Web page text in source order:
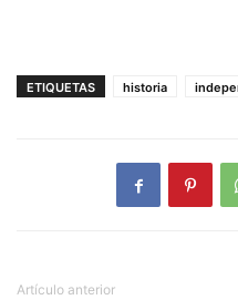
ETIQUETAS historia
Artículo anterior